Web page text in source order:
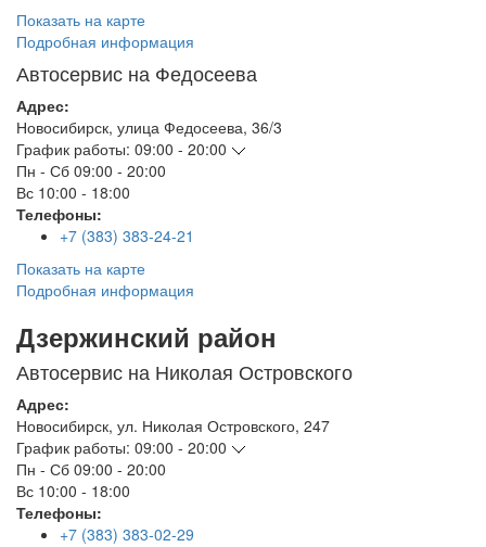
Показать на карте
Подробная информация
Автосервис на Федосеева
Адрес:
Новосибирск, улица Федосеева, 36/3
График работы: 09:00 - 20:00
Пн - Сб 09:00 - 20:00
Вс 10:00 - 18:00
Телефоны:
+7 (383) 383-24-21
Показать на карте
Подробная информация
Дзержинский район
Автосервис на Николая Островского
Адрес:
Новосибирск, ул. Николая Островского, 247
График работы: 09:00 - 20:00
Пн - Сб 09:00 - 20:00
Вс 10:00 - 18:00
Телефоны:
+7 (383) 383-02-29